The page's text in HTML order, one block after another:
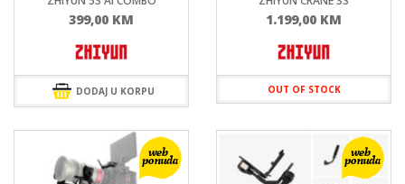
399,00 KM
DODAJ U KORPU
1.199,00 KM
OUT OF STOCK